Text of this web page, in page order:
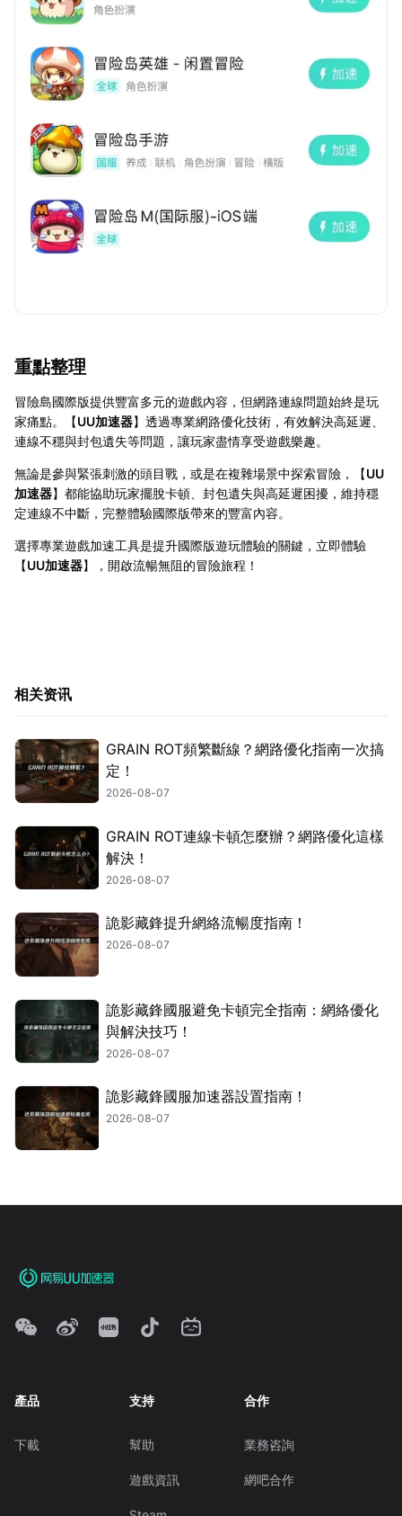
重點整理
冒險島國際版提供豐富多元的遊戲內容，但網路連線問題始終是玩
家痛點。【UU加速器】透過專業網路優化技術，有效解決高延遲、
連線不穩與封包遺失等問題，讓玩家盡情享受遊戲樂趣。
無論是參與緊張刺激的頭目戰，或是在複雜場景中探索冒險，【UU
加速器】都能協助玩家擺脫卡頓、封包遺失與高延遲困擾，維持穩
定連線不中斷，完整體驗國際版帶來的豐富內容。
選擇專業遊戲加速工具是提升國際版遊玩體驗的關鍵，立即體驗
【UU加速器】，開啟流暢無阻的冒險旅程！
相关资讯
GRAIN ROT頻繁斷線？網路優化指南一次搞
定！
2026-08-07
GRAIN ROT連線卡頓怎麼辦？網路優化這樣
解決！
2026-08-07
詭影藏鋒提升網絡流暢度指南！
2026-08-07
詭影藏鋒國服避免卡頓完全指南：網絡優化
與解決技巧！
2026-08-07
詭影藏鋒國服加速器設置指南！
2026-08-07
產品
下載
支持
幫助
遊戲資訊
合作
業務咨詢
網吧合作